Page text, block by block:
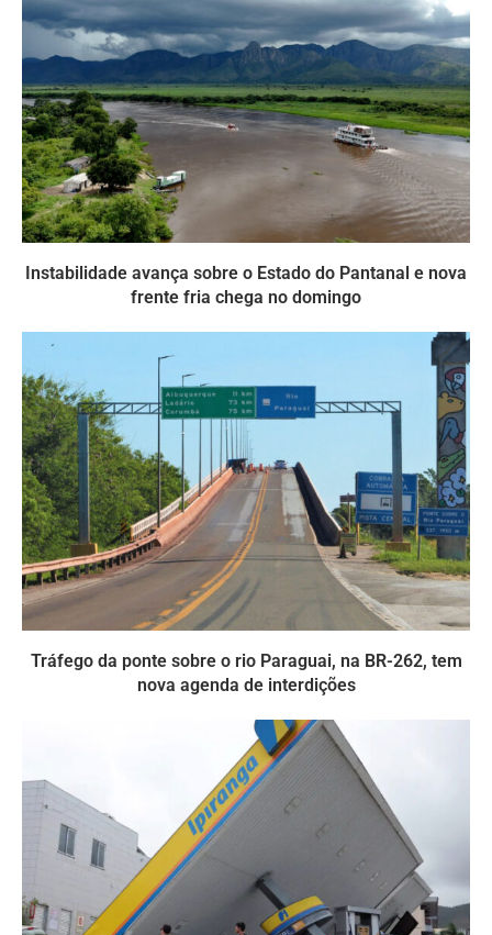
Instabilidade avança sobre o Estado do Pantanal e nova
frente fria chega no domingo
Tráfego da ponte sobre o rio Paraguai, na BR-262, tem
nova agenda de interdições